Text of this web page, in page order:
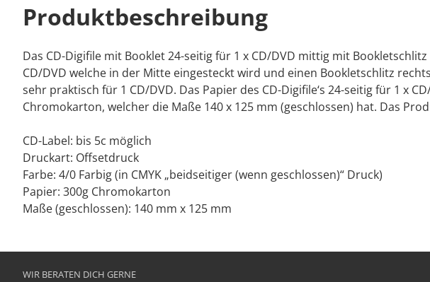
Produktbeschreibung
Das CD-Digifile mit Booklet 24-seitig für 1 x CD/DVD mittig mit
CD/DVD welche in der Mitte eingesteckt wird und einen Bookletschlitz
sehr praktisch für 1 CD/DVD. Das Papier des CD-Digifile‘s 24-seitig für 1 x
Chromokarton, welcher die Maße 140 x 125 mm (geschlossen) hat. Das
CD-Label: bis 5c möglich
Druckart: Offsetdruck
Farbe: 4/0 Farbig (in CMYK „beidseitiger (wenn geschlossen)“ Druck)
Papier: 300g Chromokarton
Maße (geschlossen): 140 mm x 125 mm
WIR BERATEN DICH GERNE